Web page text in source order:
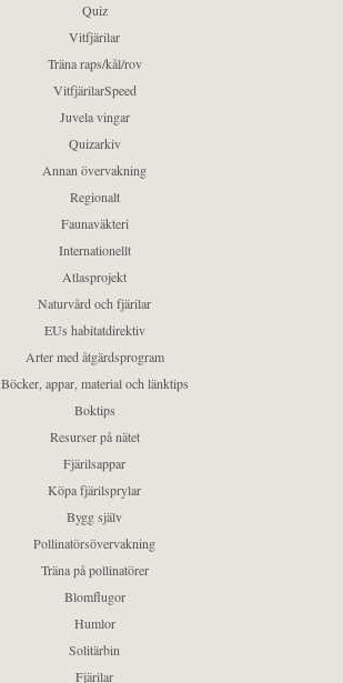
Quiz
Vitfjärilar
Träna raps/kål/rov
VitfjärilarSpeed
Juvela vingar
Quizarkiv
Annan övervakning
Regionalt
Faunaväkteri
Internationellt
Atlasprojekt
Naturvård och fjärilar
EUs habitatdirektiv
Arter med åtgärdsprogram
Böcker, appar, material och länktips
Boktips
Resurser på nätet
Fjärilsappar
Köpa fjärilsprylar
Bygg själv
Pollinatörsövervakning
Träna på pollinatörer
Blomflugor
Humlor
Solitärbin
Fjärilar